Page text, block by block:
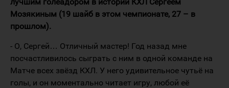
Мозякиным (19 шайб в этом чемпионате, 27 – в
прошлом).
- О, Сергей… Отличный мастер! Год назад мне
посчастливилось сыграть с ним в одной команде на
Матче всех звёзд КХЛ. У него удивительное чутьё на
голы, и он моментально читает игру, любой её